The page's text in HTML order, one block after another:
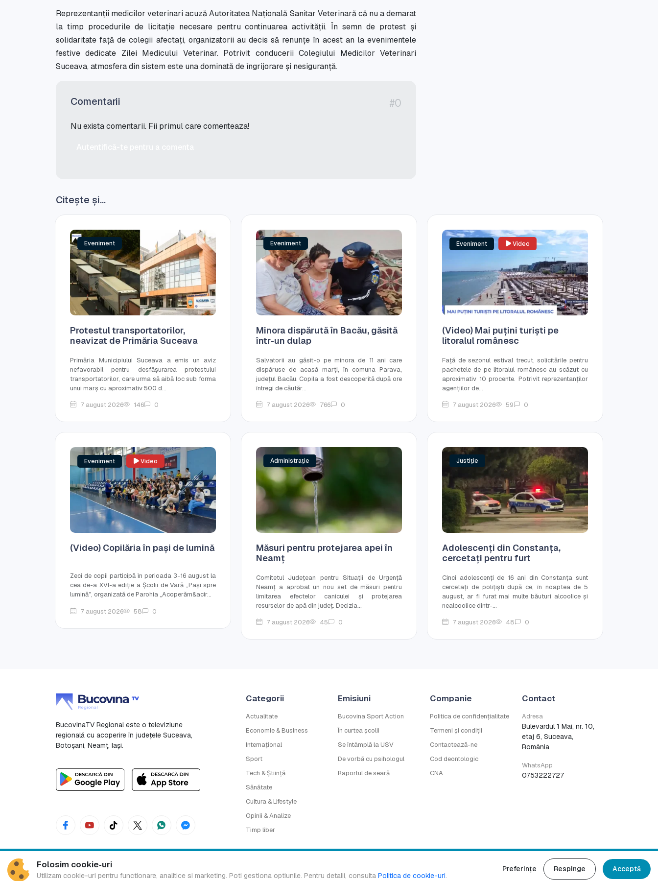
Reprezentanții medicilor veterinari acuză Autoritatea Națională Sanitar Veterinară că nu a demarat
la timp procedurile de licitație necesare pentru continuarea activității. În semn de protest și
solidaritate față de colegii afectați, organizatorii au decis să renunțe în acest an la evenimentele
festive dedicate Zilei Medicului Veterinar. Potrivit conducerii Colegiului Medicilor Veterinari
Suceava, atmosfera din sistem este una dominată de îngrijorare și nesiguranță.
Comentarii #0
Nu exista comentarii. Fii primul care comenteaza!
Citește și...
Eveniment
Protestul transportatorilor,
neavizat de Primăria Suceava
Primăria Municipiului Suceava a emis un aviz
nefavorabil pentru desfășurarea protestului
transportatorilor, care urma să aibă loc sub forma
unui marș cu aproximativ 500 d...
7 august 2026
146 0
Eveniment
Minora dispărută în Bacău, găsită
într-un dulap
Salvatorii au găsit-o pe minora de 11 ani care
dispăruse de acasă marți, în comuna Parava,
județul Bacău. Copila a fost descoperită după ore
întregi de căutăr...
7 august 2026
766 0
Eveniment Video
(Video) Mai puțini turiști pe
litoralul românesc
Față de sezonul estival trecut, solicitările pentru
pachetele de pe litoralul românesc au scăzut cu
aproximativ 10 procente. Potrivit reprezentanților
agențiilor de...
7 august 2026
59 0
Eveniment Video
(Video) Copilăria în pași de lumină
Zeci de copii participă în perioada 3-16 august la
cea de-a XVI-a ediție a Școlii de Vară „Pași spre
lumină”, organizată de Parohia „Acoperăm&acir...
7 august 2026 58 0
Administrație
Măsuri pentru protejarea apei în
Neamț
Comitetul Județean pentru Situații de Urgență
Neamț a aprobat un nou set de măsuri pentru
limitarea efectelor caniculei și protejarea
resurselor de apă din județ. Decizia...
7 august 2026
45 0
Justiție
Adolescenți din Constanța,
cercetați pentru furt
Cinci adolescenți de 16 ani din Constanța sunt
cercetați de polițiști după ce, în noaptea de 5
august, ar fi furat mai multe băuturi alcoolice și
nealcoolice dintr-...
7 august 2026
48 0
BucovinaTV Regional este o televiziune
regională cu acoperire în județele Suceava,
Botoşani, Neamț, Iași.
Categorii
Actualitate
Economie & Business
Internațional
Sport
Tech & Știință
Sănătate
Cultura & Lifestyle
Opinii & Analize
Timp liber
Emisiuni
Bucovina Sport Action
În curtea școlii
Se întâmplă la USV
De vorbă cu psihologul
Raportul de seară
Companie
Politica de confidențialitate
Termeni și condiții
Contactează-ne
Cod deontologic
CNA
Contact
Adresa
Bulevardul 1 Mai, nr. 10,
etaj 6, Suceava,
România
WhatsApp
0753222727
Design & Development:Ace of Pixels.
Folosim cookie‑uri
Utilizam cookie-uri pentru functionare, analitice si marketing. Poti gestiona optiunile. Pentru detalii, consulta Politica de cookie-uri.
Preferințe Respinge Acceptă